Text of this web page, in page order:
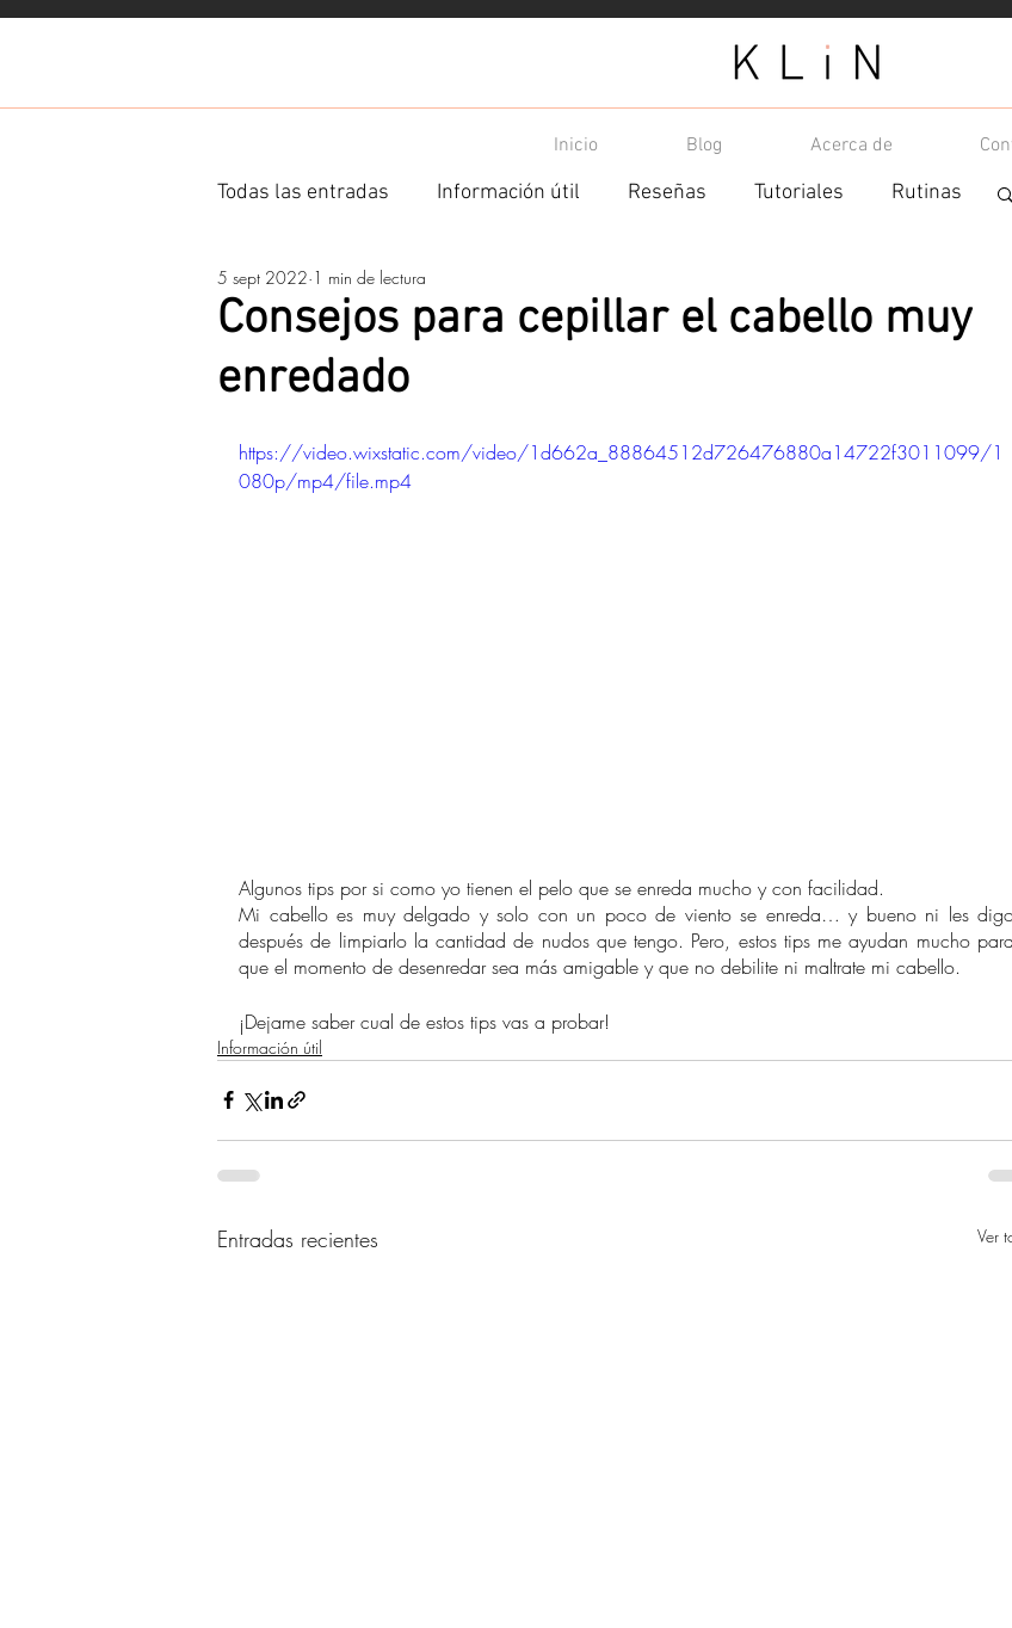
Inicio Blog Acerca de
Todas las entradas Información útil Reseñas Tutoriales Rutinas
Ingredientes
Consejos para cepillar el cabello muy
enredado
5 sept 2022 1 min de lectura
https://video.wixstatic.com/video/1d662a_88864512d726476880a14722f3011099/1
080p/mp4/file.mp4
Algunos tips por si como yo tienen el pelo que se enreda mucho y con facilidad.
Mi cabello es muy delgado y solo con un poco de viento se enreda… y bueno ni les
después de limpiarlo la cantidad de nudos que tengo. Pero, estos tips me ayudan mucho para
que el momento de desenredar sea más amigable y que no debilite ni maltrate mi cabello.
¡Dejame saber cual de estos tips vas a probar!
Información útil
Entradas recientes Ver